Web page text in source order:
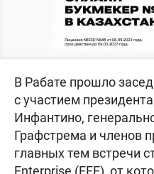
В Рабате прошло
с участием
Инфантино,
Графстрема и членов
главных тем встречи
Enterprise (FFE), от